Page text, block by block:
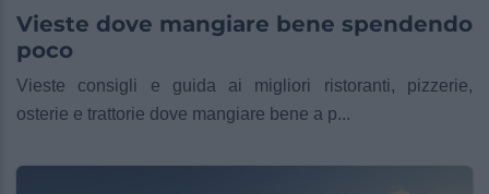
Vieste dove mangiare bene spendendo
poco
Vieste consigli e guida ai migliori ristoranti, pizzerie,
osterie e trattorie dove mangiare bene a p...